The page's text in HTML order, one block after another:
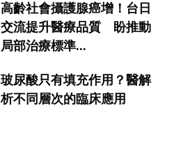
高齡社會攝護腺癌增！台日
交流提升醫療品質 盼推動
局部治療標準...
玻尿酸只有填充作用？醫解
析不同層次的臨床應用